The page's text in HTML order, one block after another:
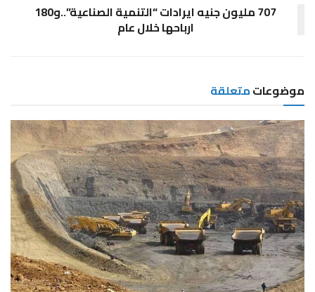
707 مليون جنيه ايرادات “التنمية الصناعية”..و180
ارباحها خلال عام
موضوعاتمتعلقة